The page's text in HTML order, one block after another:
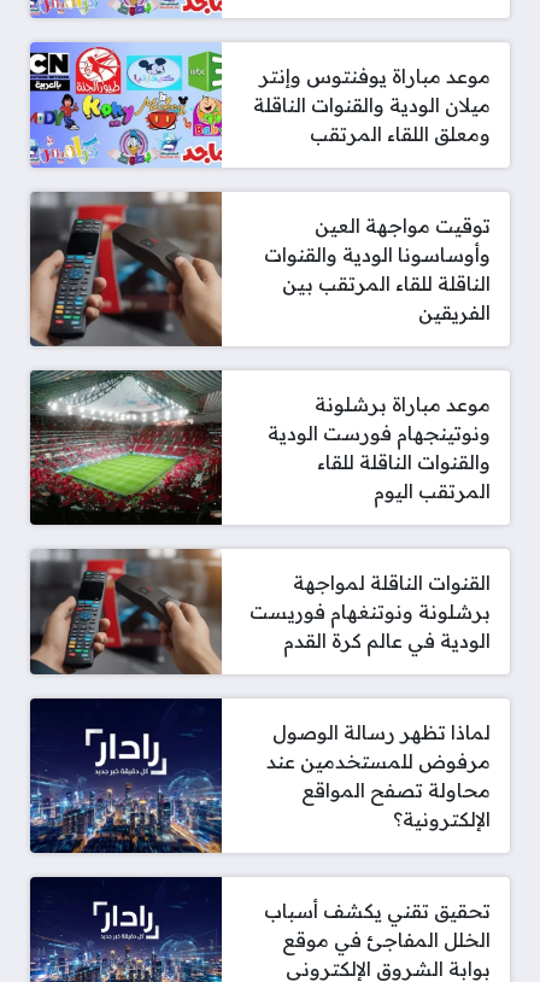
موعد مباراة يوفنتوس وإنتر
ميلان الودية والقنوات الناقلة
ومعلق اللقاء المرتقب
توقيت مواجهة العين
وأوساسونا الودية والقنوات
الناقلة للقاء المرتقب بين
الفريقين
موعد مباراة برشلونة
ونوتينجهام فورست الودية
والقنوات الناقلة للقاء
المرتقب اليوم
القنوات الناقلة لمواجهة
برشلونة ونوتنغهام فوريست
الودية في عالم كرة القدم
لماذا تظهر رسالة الوصول
مرفوض للمستخدمين عند
محاولة تصفح المواقع
الإلكترونية؟
تحقيق تقني يكشف أسباب
الخلل المفاجئ في موقع
بوابة الشروق الإلكتروني